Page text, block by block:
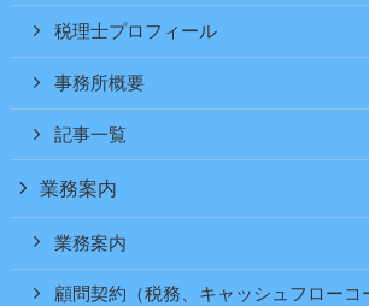
税理士プロフィール
事務所概要
記事一覧
業務案内
業務案内
顧問契約（税務、キャッシュフローコ